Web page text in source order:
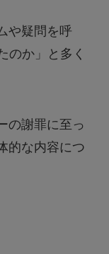
や疑問を呼
のか」と多く
の謝罪に至っ
的な内容につ